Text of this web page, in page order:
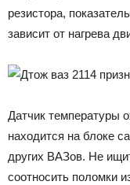
резистора,
зависит от нагрева
Датчик температуры
находится на блоке
других ВАЗов. Не
соотносить поломки